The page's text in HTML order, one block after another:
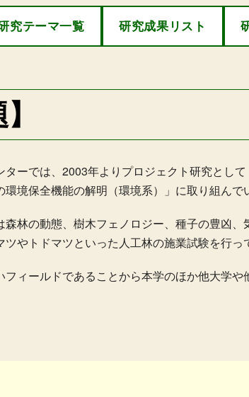
究テーマ一覧 研究成果リスト
ーでは、2003年よりプロジェクト研究とし
環境保全機能の解明（環境系）」に取り組んで
森林の動態、樹木フェノロジー、種子の豊凶
やトドマツといった人工林の施業試験を行っ
フィールドであることから本学のほか他大学